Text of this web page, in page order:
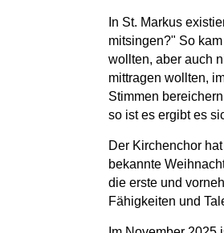
In St. Markus
mitsingen?" So
wollten, aber auch
mittragen wollten,
Stimmen
so ist es ergibt es
Der Kirchenchor
bekannte
die erste und
Fähigkeiten und